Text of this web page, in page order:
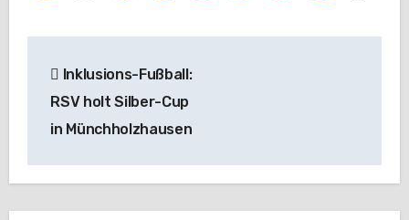
Inklusions-Fußball:
RSV holt Silber-Cup
in Münchholzhausen